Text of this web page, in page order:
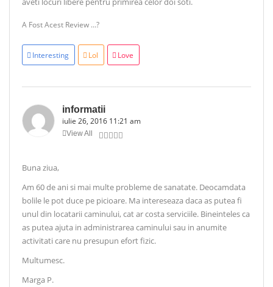
A Fost Acest Review ...?
Interesting Lol Love
informatii
iulie 26, 2016 11:21 am
View All
Buna ziua,
Am 60 de ani si mai multe probleme de sanatate. Deocamdata
bolile le pot duce pe picioare. Ma intereseaza daca as putea fi
unul din locatarii caminului, cat ar costa serviciile. Bineinteles ca
as putea ajuta in administrarea caminului sau in anumite
activitati care nu presupun efort fizic.
Multumesc.
Marga P.